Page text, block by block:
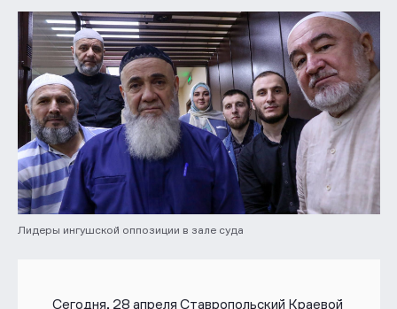
Лидеры ингушской оппозиции в зале суда
Сегодня, 28 апреля Ставропольский Краевой